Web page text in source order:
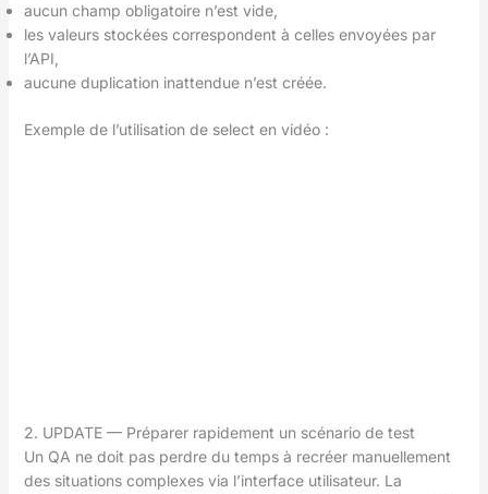
aucun champ obligatoire n’est vide,
les valeurs stockées correspondent à celles envoyées par
l’API,
aucune duplication inattendue n’est créée.
Exemple de l’utilisation de select en vidéo :
2. UPDATE — Préparer rapidement un scénario de test
Un QA ne doit pas perdre du temps à recréer manuellement
des situations complexes via l’interface utilisateur. La